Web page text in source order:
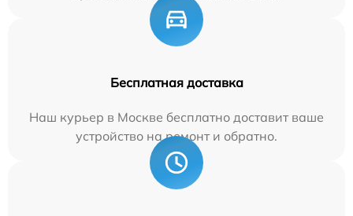
Бесплатная доставка
Наш курьер в Москве бесплатно доставит ваше
устройство на ремонт и обратно.